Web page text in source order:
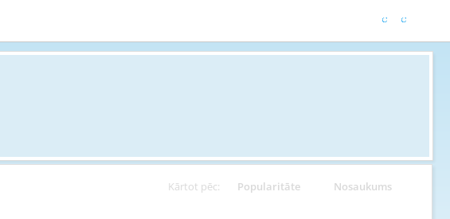
Kārtot pēc: Popularitāte Nosaukums